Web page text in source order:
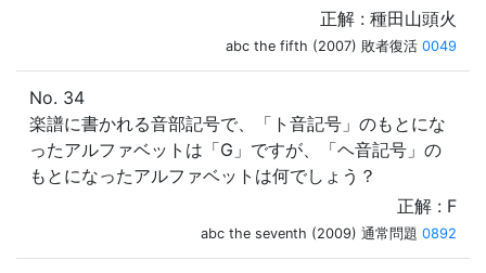
正解 : 種田山頭火
abc the fifth (2007) 敗者復活 0049
No. 34
楽譜に書かれる音部記号で、「ト音記号」のもとにな
ったアルファベットは「G」ですが、「ヘ音記号」の
もとになったアルファベットは何でしょう？
正解 : F
abc the seventh (2009) 通常問題 0892